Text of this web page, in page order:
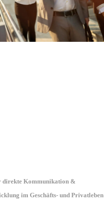
direkte Kommunikation &
im Geschäfts- und Privatleben